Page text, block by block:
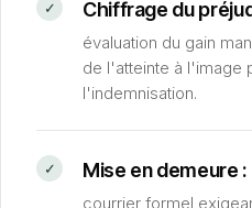
Chiffrage du
évaluation du gain
de l'atteinte à l'image
l'indemnisation.
Mise en demeure :
courrier formel